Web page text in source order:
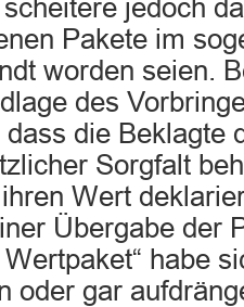
jedoch
Pakete im
worden seien.
des
die Beklagte
Sorgfalt
Wert
Übergabe der
habe
oder gar